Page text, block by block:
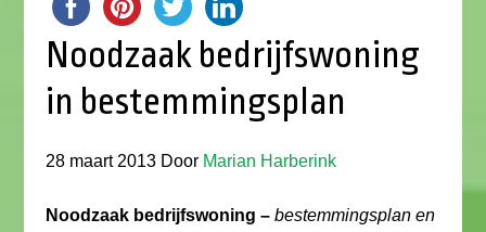
Noodzaak bedrijfswoning
in bestemmingsplan
28 maart 2013 Door Marian Harberink
Noodzaak bedrijfswoning –bestemmingsplan en